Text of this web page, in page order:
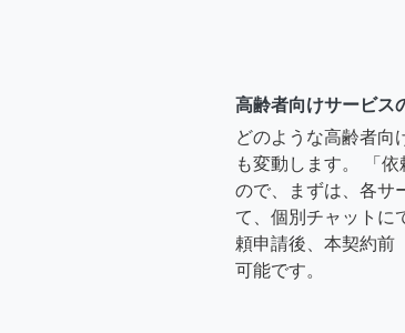
高齢者向けサービス
どのような高齢者向
も変動します。 「
ので、まずは、各サ
て、個別チャットに
頼申請後、本契約前
可能です。